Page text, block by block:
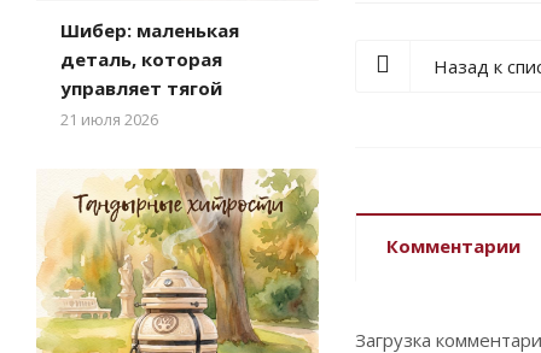
Назад к
Комментарии
Загрузка
Шибер: маленькая
деталь, которая
управляет тягой
21 июля 2026